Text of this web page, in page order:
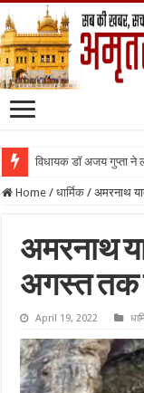
विधायक डॉ अजय गुप्ता ने
Home / धार्मिक / अमरनाथ
अमरनाथ
अगस्त तक
April 19, 2022